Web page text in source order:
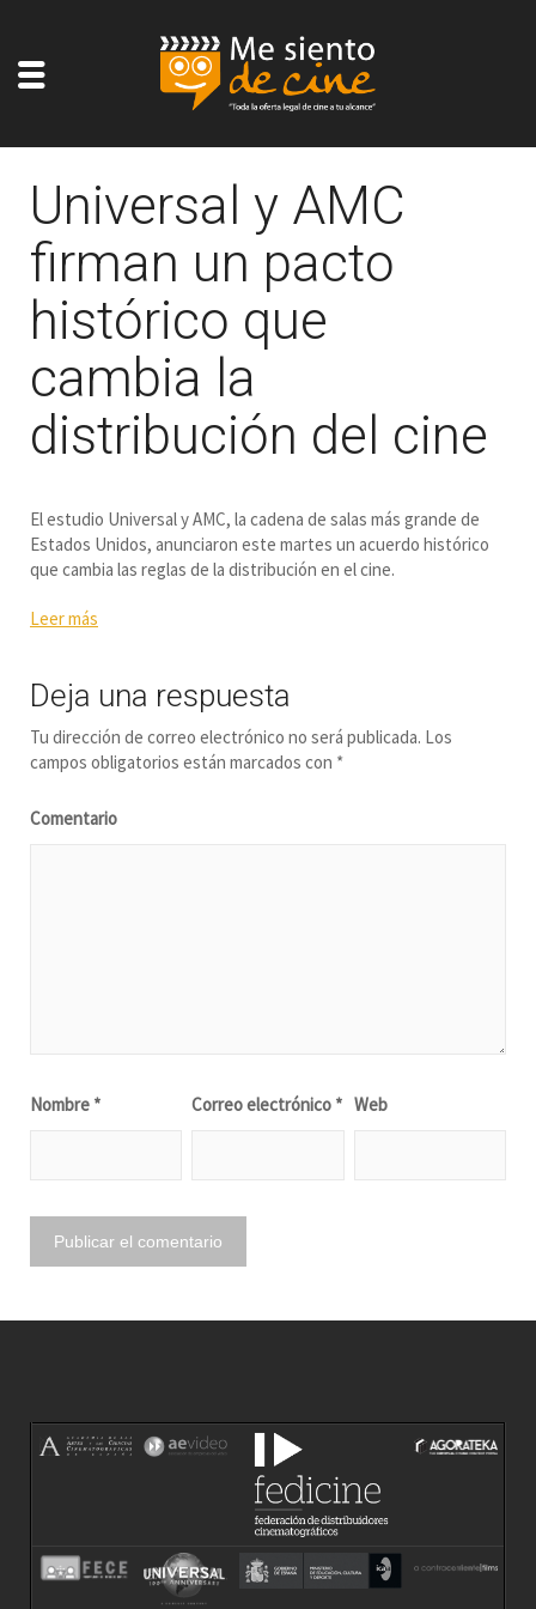
Universal y AMC
firman un pacto
histórico que
cambia la
distribución del cine
El estudio Universal y AMC, la cadena de salas más grande de
Estados Unidos, anunciaron este martes un acuerdo histórico
que cambia las reglas de la distribución en el cine.
Leer más
Deja una respuesta
Tu dirección de correo electrónico no será publicada. Los
campos obligatorios están marcados con *
Comentario
Nombre * Correo electrónico * Web